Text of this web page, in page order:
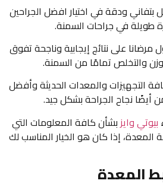
بتفاني ودقة في اختيار افضل الجراحين
طويلة في جراحات السمنة.
على نتائج إيجابية وناجحة تفوق
والتخلص تمامًا من السمنة.
التجهيزات والمعدات الحديثة وأفضل
أيضًا نجاح الجراحة بشكل جيد.
بيوتي وايز بشأن كافة المعلومات التي
المعدة، إذا كان هو الخيار المناسب لك
المعدة